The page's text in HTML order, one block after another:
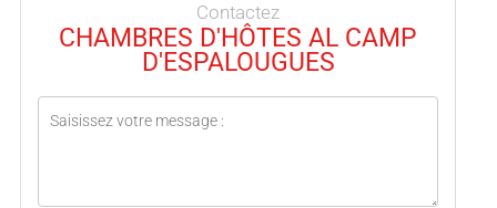
Contactez
CHAMBRES D'HÔTES AL CAMP
D'ESPALOUGUES